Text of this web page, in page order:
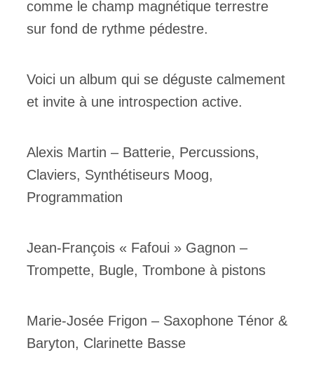
comme le champ magnétique terrestre
sur fond de rythme pédestre.
Voici un album qui se déguste calmement
et invite à une introspection active.
Alexis Martin – Batterie, Percussions,
Claviers, Synthétiseurs Moog,
Programmation
Jean-François « Fafoui » Gagnon –
Trompette, Bugle, Trombone à pistons
Marie-Josée Frigon – Saxophone Ténor &
Baryton, Clarinette Basse